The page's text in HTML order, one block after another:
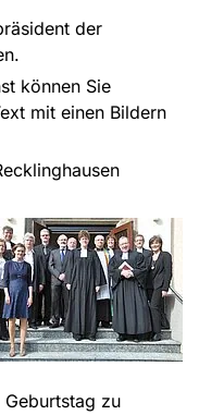
der
können Sie
mit einen Bildern
zu